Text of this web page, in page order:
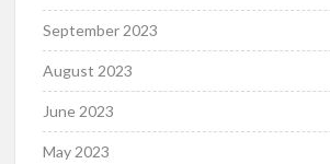
September 2023
August 2023
June 2023
May 2023